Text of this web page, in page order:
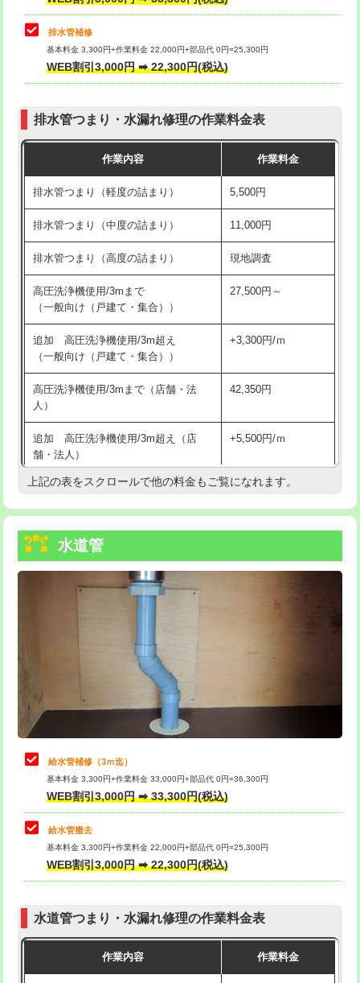
モルタル補修（厚さ10㎝まで）
モルタル補修（厚さ10㎝超え）
追加人工 16,500円
現場見積
※給水管工事は20mmまでの価格です。
交換・取付(混合水栓（壁付・デッキ
式・ワンホール）)
16,500円+材料費
交換・取付(排水栓・排水トラップ
交換・取付（その他部品） 11,000円+材料費
持込商品取付（単水栓） 13,200円
持込商品取付（混合水栓） 16,500円
持込商品取付（浄水器・分岐水栓） 16,500円
給水管工事※（ホール加工) 16,500円
給水管工事※（バンド止め) 3,300円
給水管工事※（支持金具設置)
給水管工事※（保温材使用（バンド止
め込み）)
5,500円
給水管工事※（土の掘削・埋め戻し作
業)
11,000円
給水管工事※（塩ビ管（VP・HI）使
用/3ｍまで)
33,000円
給水管工事※（塩ビ管（VP・HI）使
+8,800円
給水管工事※（ライニング鋼管・銅
管・ポリ管・HT管使用/3ｍまで)
給水管工事※（ライニング鋼管・銅
管・ポリ管・HT管使用/3ｍ超え)
排水管工事（土の掘削・埋め戻し作
11,000円~
排水管工事（排水管工事/3ｍまで） 55,000円
排水管工事（追加 排水管工事/3ｍ超
マス交換（土の掘削・埋め戻し作業）
マス交換（深さ50㎝未満）
マス交換（深さ50㎝以上）
コンクリート斫り（厚さ10㎝まで）
モルタル補修（厚さ10㎝超え） 38,500円
排水管補修
基本料金 3,300円+作業料金 22,000円+部品代 0円=25,300円
WEB割引3,000円 ➡ 22,300円(税込)
排水管つまり・水漏れ修理の作業料金表
作業内容 作業料金
排水管つまり（軽度の詰まり） 5,500円
排水管つまり（中度の詰まり） 11,000円
排水管つまり（高度の詰まり） 現地調査
高圧洗浄機使用/3mまで
（一般向け（戸建て・集合））
27,500円～
追加 高圧洗浄機使用/3m超え
（一般向け（戸建て・集合））
+3,300円/ｍ
高圧洗浄機使用/3mまで（店舗・法
人）
42,350円
追加 高圧洗浄機使用/3m超え（店
舗・法人）
+5,500円/ｍ
高度高圧洗浄換 現地調査
トーラー機使用/3mまで
追加トーラー機使用/3m超え
33,000円
8,800円
止水・漏水調査・防水処理・清掃・修
理・調整・分解・加工など（軽作業）
11,000円
止水・漏水調査・防水処理・清掃・修
理・調整・分解・加工など（中作業）
止水・漏水調査・防水処理・清掃・修
理・調整・分解・加工など（重作業）
33,000円
その他部品の脱着
交換・取付（タンク）
式）)
式・ワンホール）)
上記の表をスクロールで他の料金もご覧になれます。
水道管
給水管補修（3ｍ迄）
基本料金 3,300円+作業料金 33,000円+部品代 0円=36,300円
WEB割引3,000円 ➡ 33,300円(税込)
給水管撤去
基本料金 3,300円+作業料金 22,000円+部品代 0円=25,300円
WEB割引3,000円 ➡ 22,300円(税込)
水道管つまり・水漏れ修理の作業料金表
作業内容 作業料金